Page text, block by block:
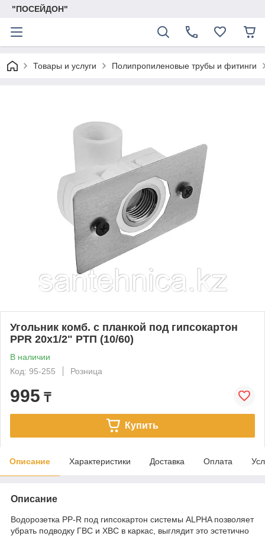
"ПОСЕЙДОН"
Товары и услуги Полипропиленовые трубы и фитинги
Угольник комб. с планкой под гипсокартон
PPR 20х1/2" РТП (10/60)
В наличии
Код: 95-255
Розница
995 ₸
Купить
Описание Характеристики Доставка Оплата
Описание
Водорозетка PP-R под гипсокартон системы ALPHA позволяет
убрать подводку ГВС и ХВС в каркас, выглядит это эстетично